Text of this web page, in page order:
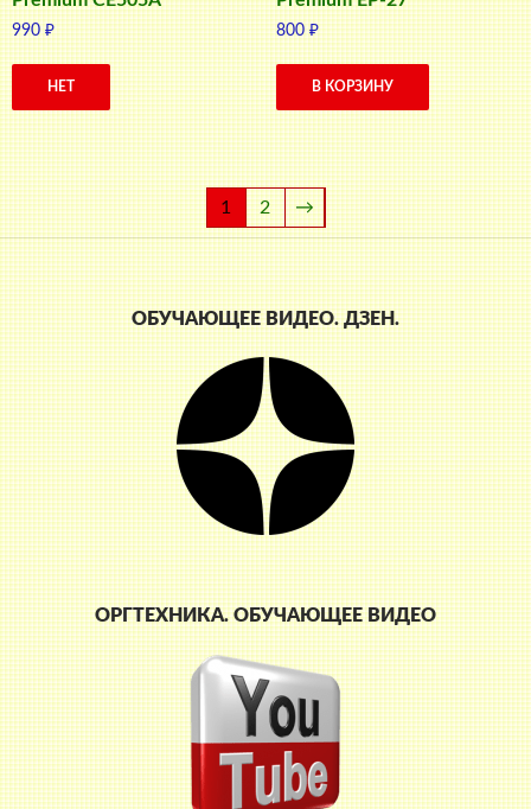
990₽
НЕТ
800₽
В КОРЗИНУ
1 2 →
ОБУЧАЮЩЕЕ ВИДЕО. ДЗЕН.
ОРГТЕХНИКА. ОБУЧАЮЩЕЕ ВИДЕО